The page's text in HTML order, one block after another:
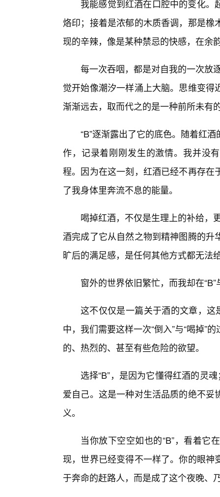
我能感觉到红酒在口腔中的变化
烙印；接着是浓郁的木质香调，那是
现的辛辣，像是某种禁忌的快感，在余
每一次吞咽，都是对自我的一次放
觉开始像潮汐一样涌上大脑。思维变
渐渐远去，取而代之的是一种前所未有
“B”逐渐露出了它的底色。随着红
作，记录着刚刚发生的激情。我并没
程。因为在这一刻，红酒已经不再存
了我身体里奔流不息的能量。
喝掉红酒，不仅是生理上的补给，
酒完成了它从自然之物到精神图腾的
旷后的满足感，是任何其他方式都无法
窗外的世界依旧繁忙，而我却在
这不仅仅是一篇关于酒的文章，这
中，我们需要这样一次“倒入”与“喝掉”
的、热烈的、甚至有些危险的欲望。
选择“B”，是因为它懂得红酒的灵
爱自己。这是一种对生活品质的绝不
义。
当你放下空空如也的“B”，看着它
现，世界已经变得不一样了。你的眼
于奔命的赶路人，而是成了这个夜晚、